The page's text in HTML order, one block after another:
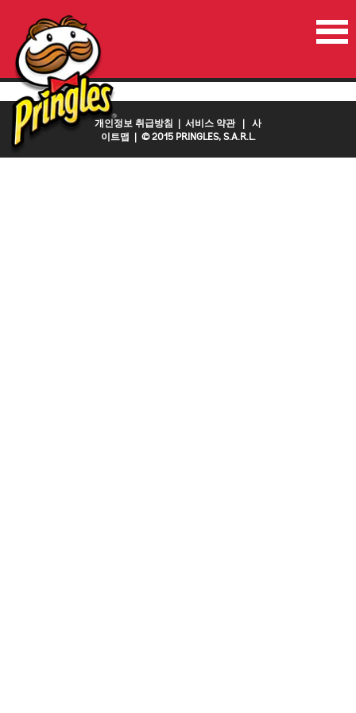
홈 진행중인이벤트 연락처 국가
개인정보 취급방침 서비스 약관
사
이트맵 | © 2015 PRINGLES, S.A.R.L.